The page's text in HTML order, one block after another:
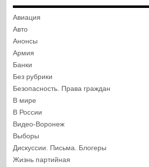
Авиация
Авто
Анонсы
Армия
Банки
Без рубрики
Безопасность. Права граждан
В мире
В России
Видео-Воронеж
Выборы
Дискуссии. Письма. Блогеры
Жизнь партийная